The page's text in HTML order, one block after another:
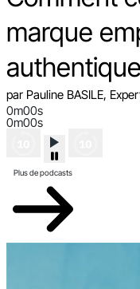
marque
par Pauline BASILE,
0m00s
0m00s
Plus de podcasts